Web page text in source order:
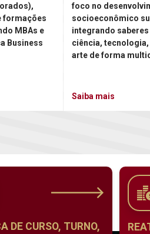
formações
MBAs e
Business
foco no
socioeconômico
integrando
ciência,
arte de forma
Saiba mais
DE CURSO, TURNO,